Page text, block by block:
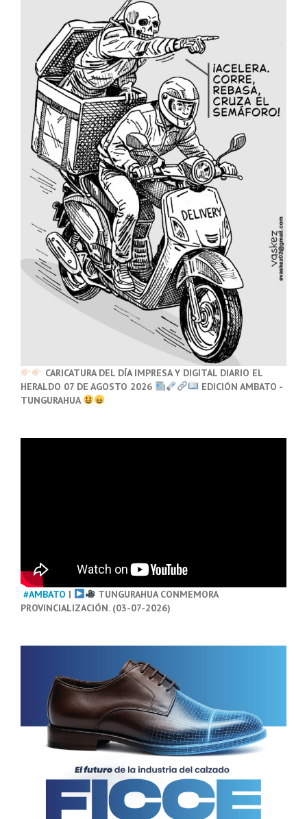
CARICATURA DEL DÍA IMPRESA Y DIGITAL DIARIO EL
HERALDO 07 DE AGOSTO 2026
EDICIÓN AMBATO -
TUNGURAHUA
#AMBATO |
TUNGURAHUA CONMEMORA
PROVINCIALIZACIÓN. (03-07-2026)